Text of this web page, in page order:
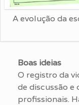
A evolução da
Boas ideias
O registro da
de discussão e
profissionais.